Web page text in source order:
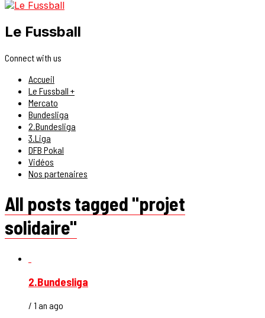
Le Fussball
Connect with us
Accueil
Le Fussball +
Mercato
Bundesliga
2.Bundesliga
3.Liga
DFB Pokal
Vidéos
Nos partenaires
All posts tagged "projet
solidaire"
2.Bundesliga
/ 1 an ago